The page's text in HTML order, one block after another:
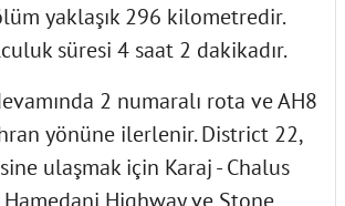
yaklaşık 296 kilometredir.
süresi 4 saat 2 dakikadır.
2 numaralı rota ve AH8
yönüne ilerlenir. District 22,
ulaşmak için Karaj - Chalus
Hamedani Highway ve Stone